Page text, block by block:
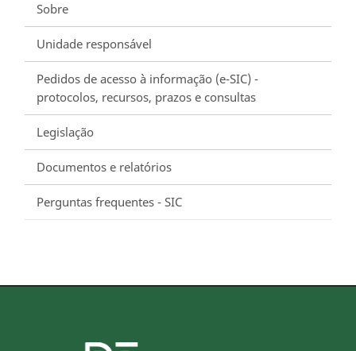
Sobre
Unidade responsável
Pedidos de acesso à informação (e-SIC) -
protocolos, recursos, prazos e consultas
Legislação
Documentos e relatórios
Perguntas frequentes - SIC